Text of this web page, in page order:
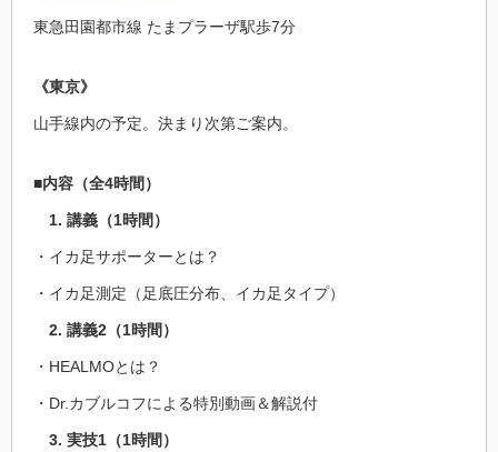
東急田園都市線 たまプラーザ駅歩7分
《東京》
山手線内の予定。決まり次第ご案内。
■内容（全4時間）
1. 講義（1時間）
・イカ足サポーターとは？
・イカ足測定（足底圧分布、イカ足タイプ）
2. 講義2（1時間）
・HEALMOとは？
・Dr.カブルコフによる特別動画＆解説付
3. 実技1（1時間）